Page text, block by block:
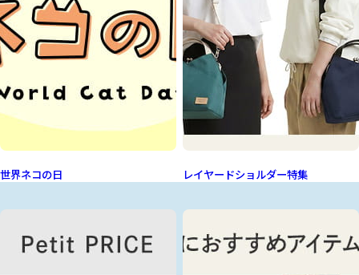
世界ネコの日 レイヤードショルダー特集